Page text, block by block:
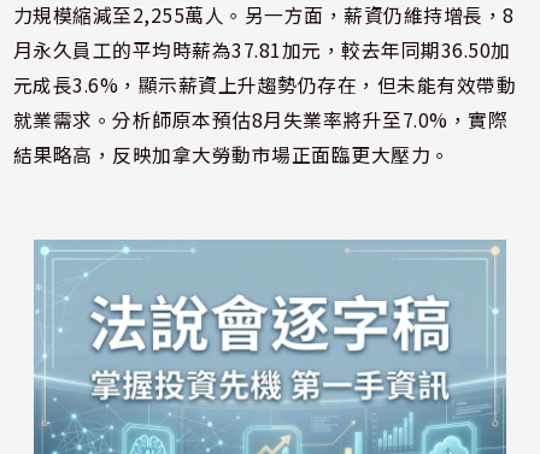
力規模縮減至2,255萬人。另一方面，薪資仍維持增長，8
月永久員工的平均時薪為37.81加元，較去年同期36.50加
元成長3.6%，顯示薪資上升趨勢仍存在，但未能有效帶動
就業需求。分析師原本預估8月失業率將升至7.0%，實際
結果略高，反映加拿大勞動市場正面臨更大壓力。